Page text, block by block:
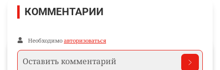
КОММЕНТАРИИ
Необходимо авторизоваться